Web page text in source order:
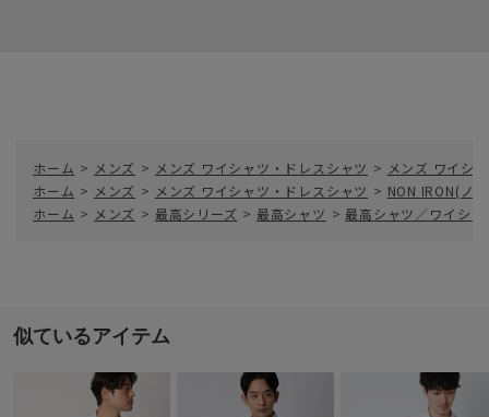
ホーム > メンズ > メンズ ワイシャツ・ドレスシャツ > メンズ ワイシ
ホーム > メンズ > メンズ ワイシャツ・ドレスシャツ > NON IRON(ノ
ホーム > メンズ > 最高シリーズ > 最高シャツ > 最高シャツ／ワイシ